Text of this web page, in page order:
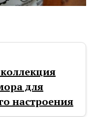
для
настроения